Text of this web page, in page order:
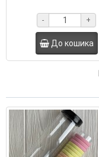
- +
До кошика